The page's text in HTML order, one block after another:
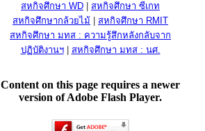
สหกิจศึกษา WD
สหกิจศึกษา ซีเกท
สหกิจศึกษากล้วยไม้
สหกิจศึกษา RMIT
สหกิจศึกษา มทส : ความรู้สึกหลังกลับจาก
ปฏิบัติงานฯ| สหกิจศึกษา มทส : นศ.
Content on this page requires a newer
version of Adobe Flash Player.